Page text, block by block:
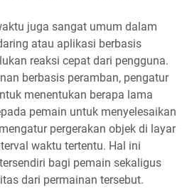
juga sangat umum dalam
atau aplikasi berbasis
reaksi cepat dari pengguna.
berbasis peramban, pengatur
menentukan berapa lama
pemain untuk menyelesaikan
pergerakan objek di layar
waktu tertentu. Hal ini
bagi pemain sekaligus
dari permainan tersebut.